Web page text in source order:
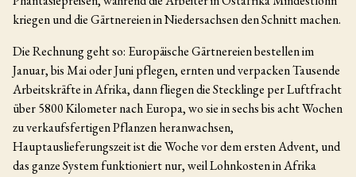
kriegen und die Gärtnereien in Niedersachsen den Schnitt machen.
Die Rechnung geht so: Europäische Gärtnereien bestellen im
Januar, bis Mai oder Juni pflegen, ernten und verpacken Tausende
Arbeitskräfte in Afrika, dann fliegen die Stecklinge per Luftfracht
über 5800 Kilometer nach Europa, wo sie in sechs bis acht Wochen
zu verkaufsfertigen Pflanzen heranwachsen,
Hauptauslieferungszeit ist die Woche vor dem ersten Advent, und
das ganze System funktioniert nur, weil Lohnkosten in Afrika